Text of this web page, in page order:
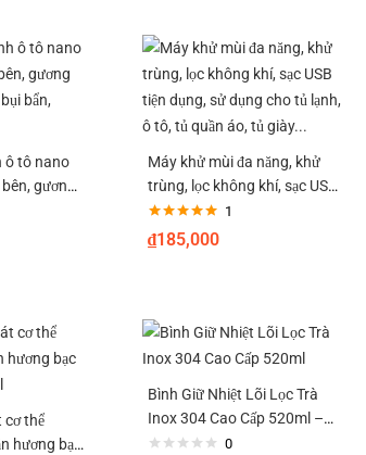
ô tô nano
gương
bẩn,
Máy khử mùi đa năng, khử
trùng, lọc không khí, sạc USB
tiện dụng, sử dụng cho tủ
lạnh, ô tô, tủ quần áo, tủ
Được xếp
hạng5.005
1
₫185,000
cơ thể
hương bạc
Bình Giữ Nhiệt Lõi Lọc Trà
Inox 304 Cao Cấp 520ml –
Giữ Nhiệt Lâu, Thiết Kế Hiện
0